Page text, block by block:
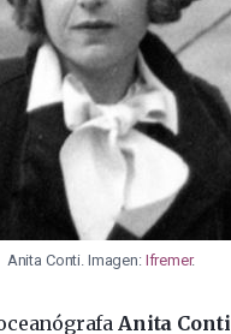
Anita Conti. Imagen: Ifremer.
Anita Conti